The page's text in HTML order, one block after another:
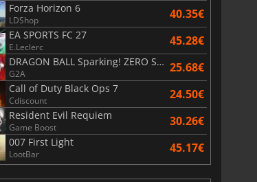
Forza Horizon 6
LDShop 40.35€
EA SPORTS FC 27
E.Leclerc 45.28€
DRAGON BALL Sparking! ZERO Super Limit Breaking NEO
G2A 25.68€
Call of Duty Black Ops 7
Cdiscount 24.50€
Resident Evil Requiem
Game Boost 30.26€
007 First Light
LootBar 45.17€